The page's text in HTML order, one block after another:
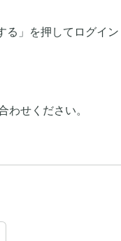
」を押してログイン
せください。